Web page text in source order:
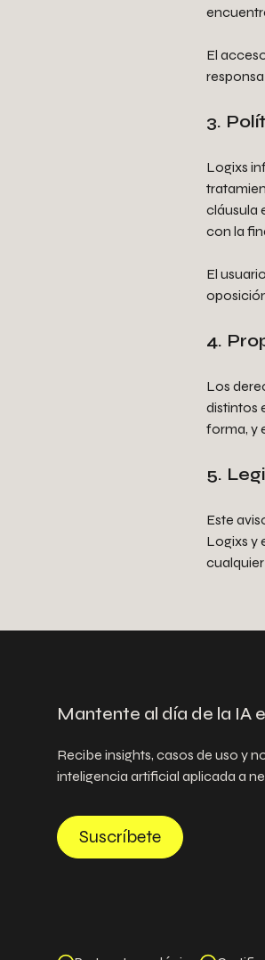
El
3.
Logixs
cláusula
con la
El
4.
Los
distintos
forma, y
5.
Este
Logixs y
Mantente al día de la IA
Recibe insights, casos de uso y
inteligencia artificial aplicada a
Suscríbete